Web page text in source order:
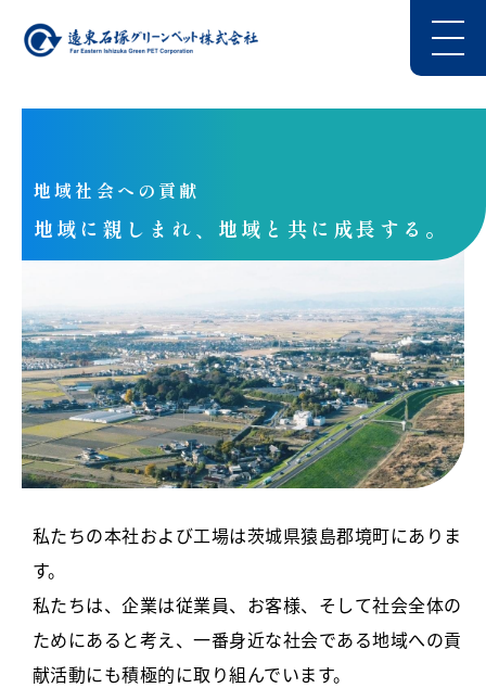
地域社会への貢献
地域に親しまれ、地域と共に成長する。
私たちの本社および工場は茨城県猿島郡境町にありま
す。
私たちは、企業は従業員、お客様、そして社会全体の
ためにあると考え、一番身近な社会である地域への貢
献活動にも積極的に取り組んでいます。